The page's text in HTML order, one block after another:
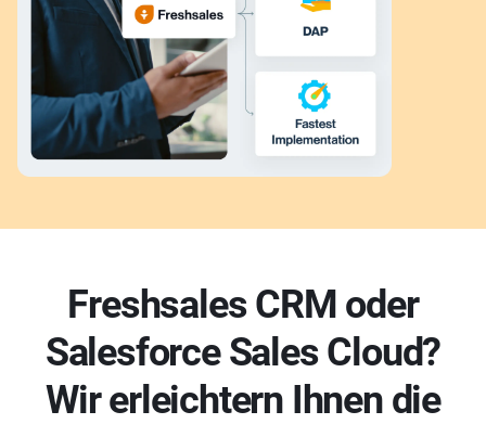
Freshsales CRM oder
Salesforce Sales Cloud?
Wir erleichtern Ihnen die